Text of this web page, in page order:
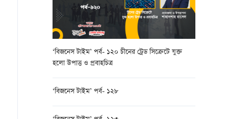
‘বিজনেস টাইম’ পর্ব- ১২০ চীনের ট্রেড সিক্রেটে যুক্ত
হলো উপাত্ত ও প্রবাহচিত্র
‘বিজনেস টাইম’ পর্ব- ১২৮